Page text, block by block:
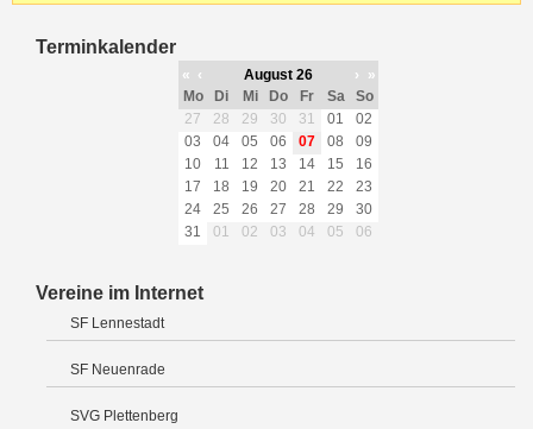
Terminkalender
« ‹ August 26 ›
»
Mo
Di Mi Do Fr Sa
So
27
28 29 30 31 01
02
03
04 05 06 07 08
09
10
11 12 13 14 15
16
17
18 19 20 21 22
23
24
25 26 27 28 29
30
31
01 02 03 04 05 06
Vereine im Internet
SF Lennestadt
SF Neuenrade
SVG Plettenberg